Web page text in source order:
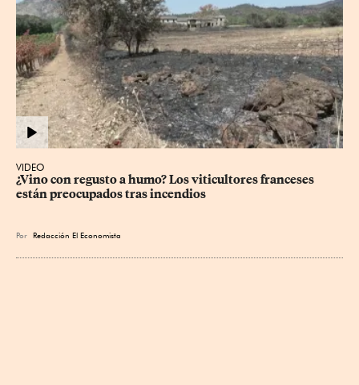
VIDEO
¿Vino con regusto a humo? Los viticultores franceses
están preocupados tras incendios
Por Redacción El Economista